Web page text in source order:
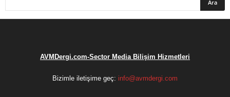
AVMDergi.com-Sector Media Bilişim Hizmetleri
Bizimle iletişime geç: info@avmdergi.com